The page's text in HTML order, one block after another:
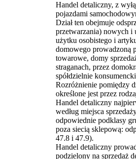
Handel detaliczny, z
pojazdami
Dział ten obejmuje
przetwarzania) nowych i
użytku osobistego i
domowego prowadzoną
towarowe, domy
straganach, przez
spółdzielnie
Rozróżnienie pomiędzy
określone jest przez
Handel detaliczny
według miejsca
odpowiednie podklasy
poza siecią sklepową:
47.8 i 47.9).
Handel detaliczny
podzielony na sprzedaż